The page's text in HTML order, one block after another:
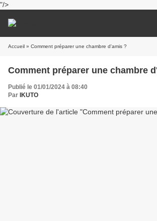
"/>
Accueil » Comment préparer une chambre d'amis ?
Comment préparer une chambre
Publié le 01/01/2024 à 08:40
Par IKUTO